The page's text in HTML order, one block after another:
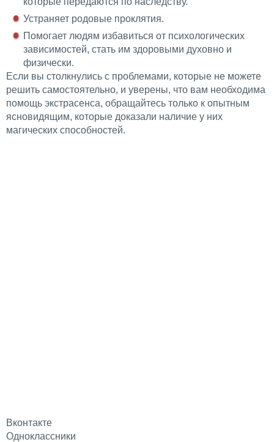
Устраняет родовые проклятия.
Помогает людям избавиться от психологических
зависимостей, стать им здоровыми духовно и
физически.
Если вы столкнулись с проблемами, которые не можете
решить самостоятельно, и уверены, что вам необходима
помощь экстрасенса, обращайтесь только к опытным
ясновидящим, которые доказали наличие у них
магических способностей.
Вконтакте
Одноклассники